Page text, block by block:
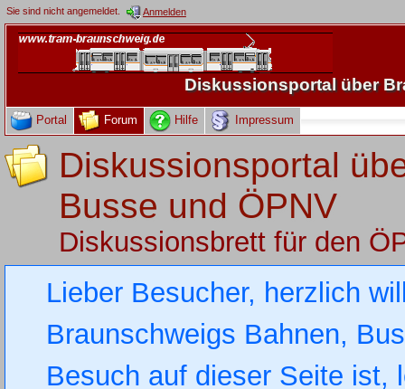
Sie sind nicht angemeldet. Anmelden
Diskussionsportal über
Portal Forum Hilfe Impressum
Diskussionsportal
Busse und ÖPNV
Diskussionsbrett für den
Lieber Besucher, herzlich
Braunschweigs Bahnen,
Besuch auf dieser Seite